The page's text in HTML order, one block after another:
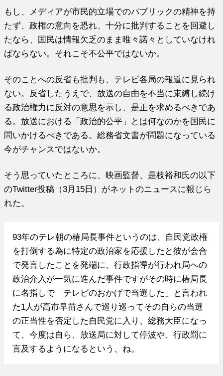
もし、メディアが市民的立場でのパブリックの精神を持
たず、政権の意向を恐れ、十分に批判することを回避し
たなら、国民は情報欠乏のまま唯々諾々としていなけれ
ばならない。それこそ不公平ではないか。
そのことへの反省も批判も、テレビ各局の報道に見られ
ない。反省したうえで、放送の自由を不当に束縛し続け
る政治権力に反対の意思を示し、是正を求めるべきであ
る。放送における「政治的公平」とは何なのかを国民に
問いかけるべきである。総務省文書が問題になっている
今がチャンスではないか。
そう思っていたところに、映画監督、是枝裕和氏の以下
のTwitter投稿（3月15日）がネットのニュースに報じら
れた。
93年のテレ朝の椿局長事件というのは、自民党政権
を打倒する為に特定の政治家を応援したと彼が会合
で発言したことを発端に、行政指導が行われ局への
政治介入が一気に進んだ事件ですがその時に椿局長
に名指しで「テレビのおかげで当選した」と言われ
た1人が高市早苗さんで巡り巡ってその自らの当選
の正当性を否定した自民党に入り、総務大臣になっ
て、今度は自ら、放送局に対して停波や、行政罰に
言及するようになるという、ね。